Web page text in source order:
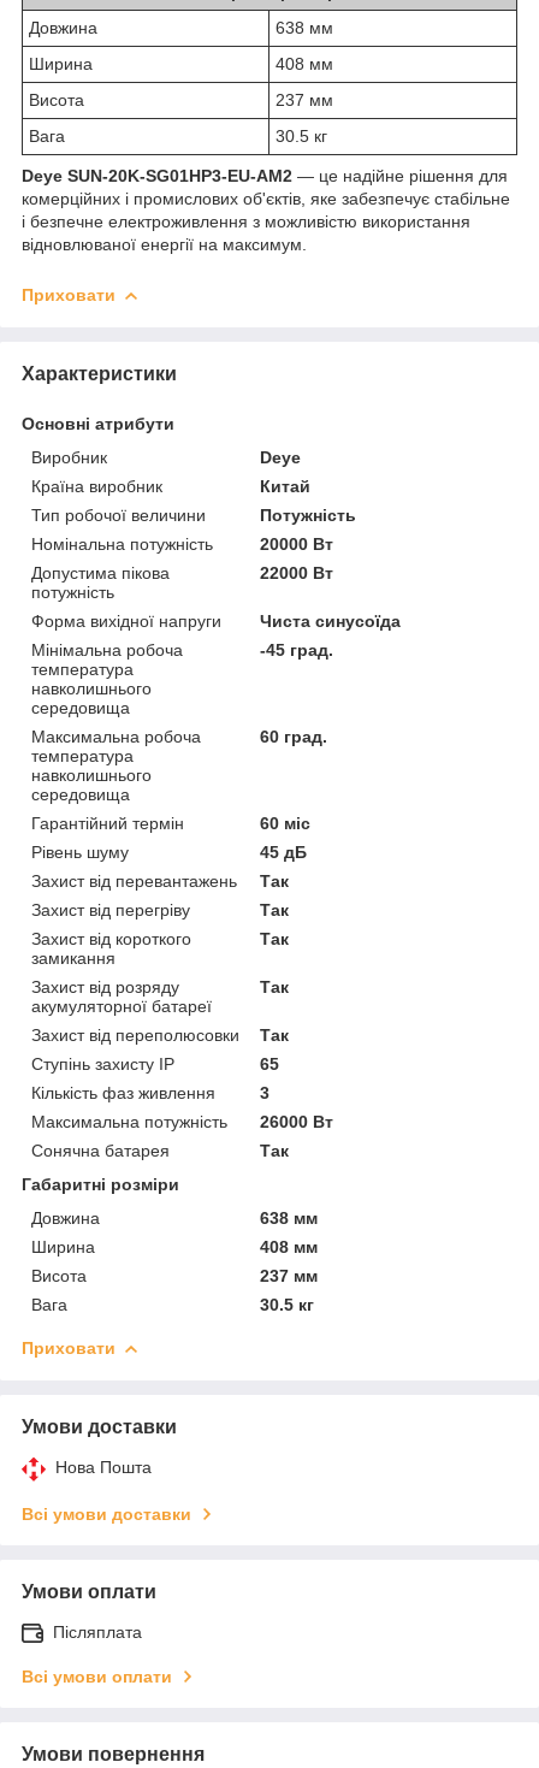
Довжина
638 мм
Ширина
408 мм
Висота
237 мм
Вага
30.5 кг
Deye SUN-20K-SG01HP3-EU-AM2 — це надійне рішення для
комерційних і промислових об'єктів, яке забезпечує стабільне
і безпечне електроживлення з можливістю використання
відновлюваної енергії на максимум.
Приховати
Характеристики
Основні атрибути
Виробник
Deye
Країна виробник
Китай
Тип робочої величини
Потужність
Номінальна потужність
20000 Вт
Допустима пікова
потужність
22000 Вт
Форма вихідної напруги
Чиста синусоїда
Мінімальна робоча
температура
навколишнього
середовища
-45 град.
Максимальна робоча
температура
навколишнього
середовища
60 град.
Гарантійний термін
60 міс
Рівень шуму
45 дБ
Захист від перевантажень
Так
Захист від перегріву
Так
Захист від короткого
замикання
Так
Захист від розряду
акумуляторної батареї
Так
Захист від переполюсовки
Так
Ступінь захисту IP
65
Кількість фаз живлення
3
Максимальна потужність
26000 Вт
Сонячна батарея
Так
Габаритні розміри
Довжина
638 мм
Ширина
408 мм
Висота
237 мм
Вага
30.5 кг
Приховати
Умови доставки
Нова Пошта
Всі умови доставки
Умови оплати
Післяплата
Всі умови оплати
Умови повернення